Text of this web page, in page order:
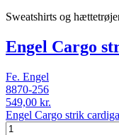
Sweatshirts og
Engel Cargo
Fe. Engel
8870-256
549,00 kr.
Engel Cargo strik